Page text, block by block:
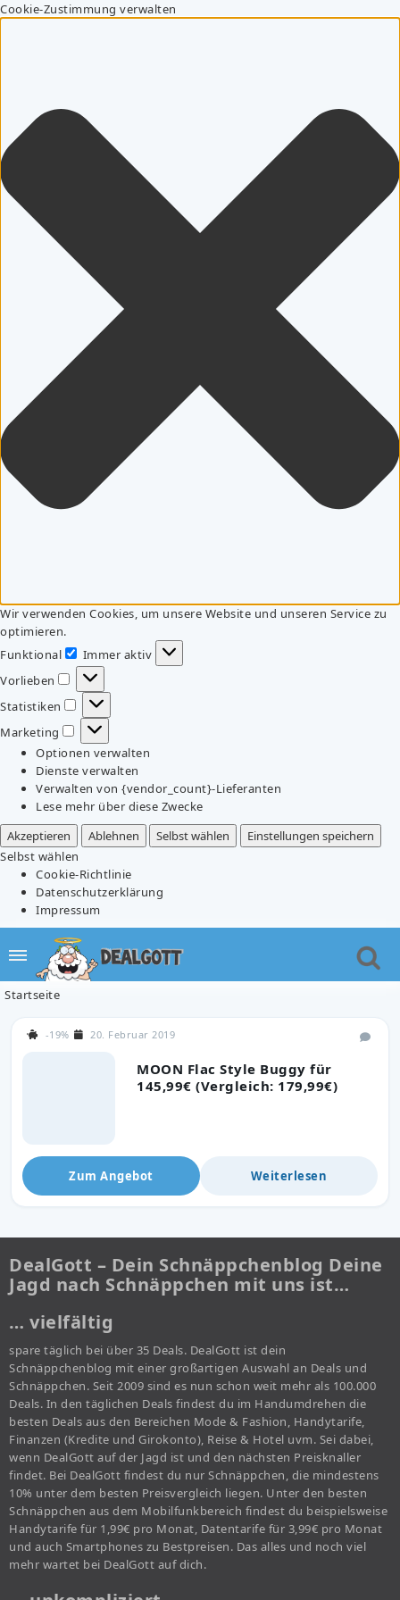
Cookie-Zustimmung verwalten
Wir verwenden Cookies, um unsere Website und unseren Service zu
optimieren.
Funktional
Funktional
Immer aktiv
Vorlieben
Vorlieben
Statistiken
Statistiken
Marketing
Marketing
Optionen verwalten
Dienste verwalten
Verwalten von {vendor_count}-Lieferanten
Lese mehr über diese Zwecke
Akzeptieren
Ablehnen Selbst wählen
Einstellungen speichern
Selbst wählen
Cookie-Richtlinie
Datenschutzerklärung
Impressum
Startseite
MOON Flac Style Buggy für
145,99€ (Vergleich: 179,99€)
-19% 20. Februar 2019
Zum Angebot Weiterlesen
DealGott – Dein Schnäppchenblog Deine
Jagd nach Schnäppchen mit uns ist…
… vielfältig
spare täglich bei über 35 Deals. DealGott ist dein
Schnäppchenblog mit einer großartigen Auswahl an Deals und
Schnäppchen. Seit 2009 sind es nun schon weit mehr als 100.000
Deals. In den täglichen Deals findest du im Handumdrehen die
besten Deals aus den Bereichen Mode & Fashion, Handytarife,
Finanzen (Kredite und Girokonto), Reise & Hotel uvm. Sei dabei,
wenn DealGott auf der Jagd ist und den nächsten Preisknaller
findet. Bei DealGott findest du nur Schnäppchen, die mindestens
10% unter dem besten Preisvergleich liegen. Unter den besten
Schnäppchen aus dem Mobilfunkbereich findest du beispielsweise
Handytarife für 1,99€ pro Monat, Datentarife für 3,99€ pro Monat
und auch Smartphones zu Bestpreisen. Das alles und noch viel
mehr wartet bei DealGott auf dich.